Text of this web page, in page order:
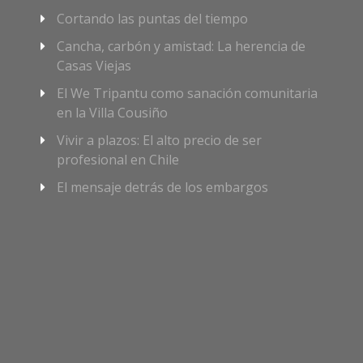
Cortando las puntas del tiempo
Cancha, carbón y amistad: La herencia de
Casas Viejas
El We Tripantu como sanación comunitaria
en la Villa Cousiño
Vivir a plazos: El alto precio de ser
profesional en Chile
El mensaje detrás de los embargos